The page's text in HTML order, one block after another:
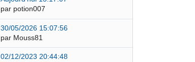
par potion007
30/05/2026 15:07:56
par Mouss81
02/12/2023 20:44:48